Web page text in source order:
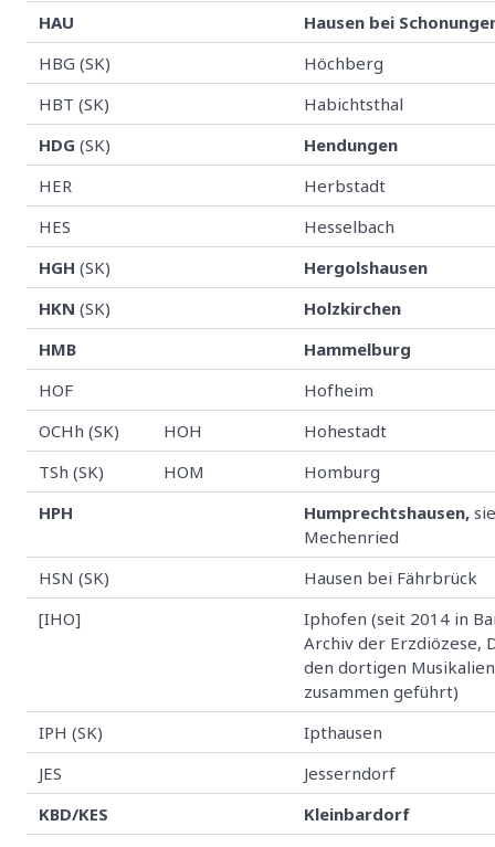
HAU
Hausen bei
HBG (SK)
Höchberg
HBT (SK)
Habichtsthal
HDG (SK)
Hendungen
HER
Herbstadt
HES
Hesselbach
HGH (SK)
Hergolshausen
HKN(SK)
Holzkirchen
HMB
Hammelburg
HOF
Hofheim
OCHh (SK)
HOH
Hohestadt
TSh (SK)
HOM
Homburg
HPH
Humprechtshausen,
Mechenried
HSN (SK)
Hausen bei Fährbrück
[IHO]
Iphofen (seit 2014 in
Archiv der Erzdiözese,
den dortigen Musikalien
zusammen geführt)
IPH (SK)
Ipthausen
JES
Jesserndorf
KBD/KES
Kleinbardorf